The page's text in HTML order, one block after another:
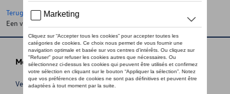
Terug naar de startpagina
Een vraag ?
Meer info
Verkoopsvoorwaarden